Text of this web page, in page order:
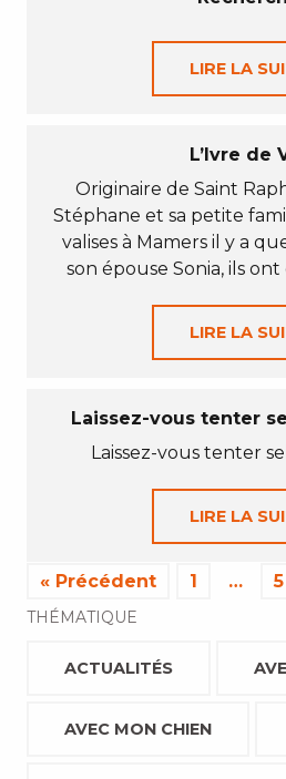
LIRE LA
L’Ivre de
Originaire de Saint
Stéphane et sa petite
valises à Mamers il y a
son épouse Sonia, ils ont
LIRE LA
Laissez-vous tenter
Laissez-vous tenter
LIRE LA
« Précédent 1 … 5
THÉMATIQUE
ACTUALITÉS
AVEC MON CHIEN